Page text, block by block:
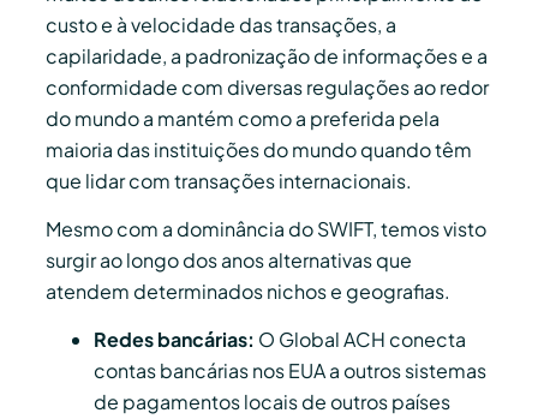
custo e à velocidade das transações, a
capilaridade, a padronização de informações e a
conformidade com diversas regulações ao redor
do mundo a mantém como a preferida pela
maioria das instituições do mundo quando têm
que lidar com transações internacionais.
Mesmo com a dominância do SWIFT, temos visto
surgir ao longo dos anos alternativas que
atendem determinados nichos e geografias.
Redes bancárias: O Global ACH conecta
contas bancárias nos EUA a outros sistemas
de pagamentos locais de outros países